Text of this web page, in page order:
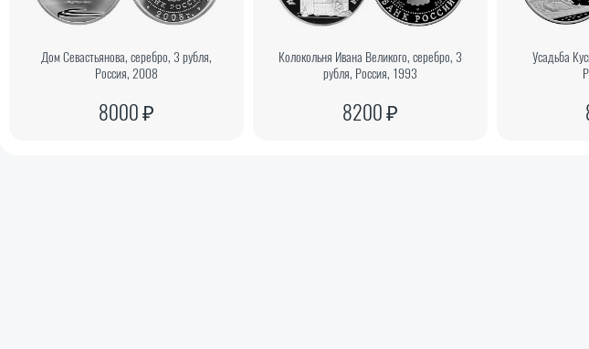
Дом Севастьянова, серебро, 3 рубля,
Россия, 2008
8000 ₽
Колокольня Ивана Великого, серебро, 3
рубля, Россия, 1993
8200 ₽
Усадьба